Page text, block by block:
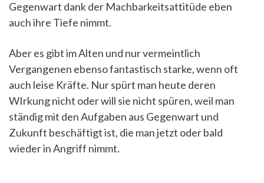
Gegenwart dank der Machbarkeitsattitüde eben
auch ihre Tiefe nimmt.
Aber es gibt im Alten und nur vermeintlich
Vergangenen ebenso fantastisch starke, wenn oft
auch leise Kräfte. Nur spürt man heute deren
WIrkung nicht oder will sie nicht spüren, weil man
ständig mit den Aufgaben aus Gegenwart und
Zukunft beschäftigt ist, die man jetzt oder bald
wieder in Angriff nimmt.